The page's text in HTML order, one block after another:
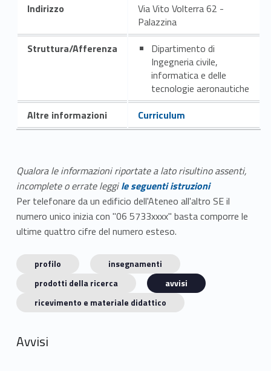
Indirizzo
Via Vito Volterra 62 -
Palazzina
Struttura/Afferenza
Dipartimento di
Ingegneria civile,
informatica e delle
tecnologie aeronautiche
Altre informazioni
Curriculum
Qualora le informazioni riportate a lato risultino assenti,
incomplete o errate leggile seguenti istruzioni
Per telefonare da un edificio dell'Ateneo all'altro SE il
numero unico inizia con "06 5733xxxx" basta comporre le
ultime quattro cifre del numero esteso.
profilo
insegnamenti
prodotti della ricerca
avvisi
ricevimento e materiale didattico
Avvisi